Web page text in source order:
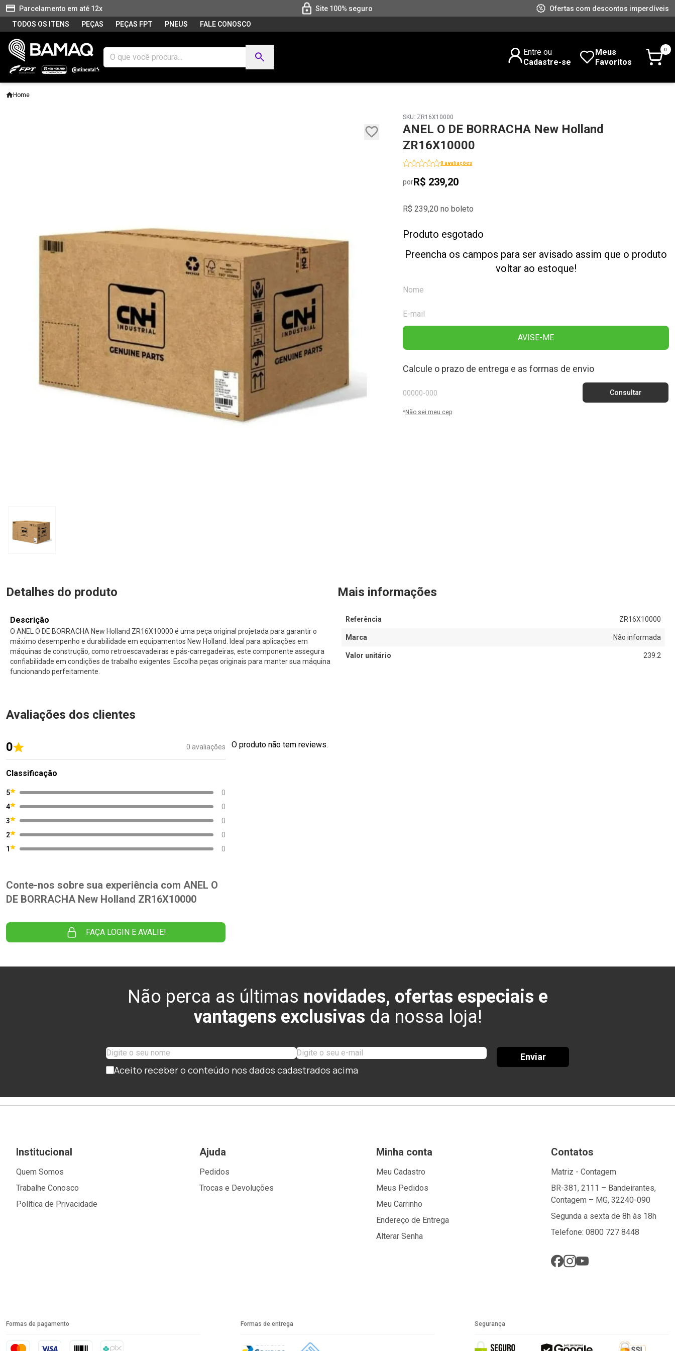
Parcelamento em até 12x Site 100% seguro
Ofertas com descontos imperdíveis
TODOS OS ITENS
PEÇAS PEÇAS FPT PNEUS FALE CONOSCO
Entre ou
Cadastre-se
Meus
Favoritos
0
Home
SKU: ZR16X10000
ANEL O DE BORRACHA New Holland
ZR16X10000
0 avaliações
porR$ 239,20
R$ 239,20 no boleto
Produto esgotado
Preencha os campos para ser avisado assim que o produto
voltar ao estoque!
AVISE-ME
Calcule o prazo de entrega e as formas de envio
*Não sei meu cep
Detalhes do produto
Descrição
O ANEL O DE BORRACHA New Holland ZR16X10000 é uma peça original projetada para garantir o
máximo desempenho e durabilidade em equipamentos New Holland. Ideal para aplicações em
máquinas de construção, como retroescavadeiras e pás-carregadeiras, este componente assegura
confiabilidade em condições de trabalho exigentes. Escolha peças originais para manter sua máquina
funcionando perfeitamente.
Mais informações
Referência ZR16X10000
Marca Não informada
Valor unitário 239.2
Avaliações dos clientes
0 0 avaliações
Classificação
5
0
4
0
3
0
2
0
1
0
Conte-nos sobre sua experiência com ANEL O
DE BORRACHA New Holland ZR16X10000
FAÇA LOGIN E AVALIE!
O produto não tem reviews.
Não perca as últimas novidades, ofertas especiais e
vantagens exclusivas da nossa loja!
Aceito receber o conteúdo nos dados cadastrados acima
Enviar
Institucional
Quem Somos
Trabalhe Conosco
Política de Privacidade
Ajuda
Pedidos
Trocas e Devoluções
Minha conta
Meu Cadastro
Meus Pedidos
Meu Carrinho
Endereço de Entrega
Alterar Senha
Contatos
Matriz - Contagem
BR-381, 2111 – Bandeirantes,
Contagem – MG, 32240-090
Segunda a sexta de 8h às 18h
Telefone: 0800 727 8448
Formas de pagamento Formas de entrega Segurança